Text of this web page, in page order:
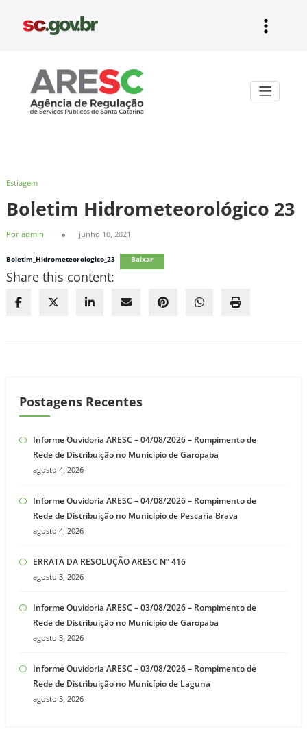
Estiagem
Boletim Hidrometeorológico 23
Por admin junho 10, 2021
Boletim_Hidrometeorologico_23 Baixar
Share this content:
Postagens Recentes
Informe Ouvidoria ARESC – 04/08/2026 – Rompimento de
Rede de Distribuição no Município de Garopaba
agosto 4, 2026
Informe Ouvidoria ARESC – 04/08/2026 – Rompimento de
Rede de Distribuição no Município de Pescaria Brava
agosto 4, 2026
ERRATA DA RESOLUÇÃO ARESC Nº 416
agosto 3, 2026
Informe Ouvidoria ARESC – 03/08/2026 – Rompimento de
Rede de Distribuição no Município de Garopaba
agosto 3, 2026
Informe Ouvidoria ARESC – 03/08/2026 – Rompimento de
Rede de Distribuição no Município de Laguna
agosto 3, 2026